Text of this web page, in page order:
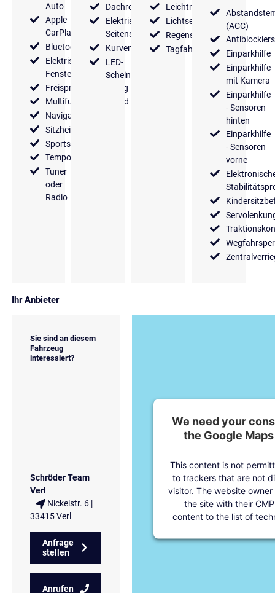
Auto
Apple
CarPlay
Bluetooth
Elektrische
Fensterheber
Freisprecheinrichtung
Multifunktionslenkrad
Navigationssystem
Sitzheizung
Sportsitze
Tempomat
Tuner
oder
Radio
Dachreling
Elektrische
Seitenspiegel
Kurvenlicht
LED-
Scheinwerfer
Leichtmetallfelgen
Lichtsensor
Regensensor
Tagfahrlicht
(ACC)
Einparkhilfe
Einparkhilfe
mit Kamera
Einparkhilfe
- Sensoren
hinten
Einparkhilfe
- Sensoren
vorne
Ihr Anbieter
Sie sind an diesem
Fahrzeug
interessiert?
Schröder Team
Verl
Nickelstr. 6 |
33415 Verl
Anfrage
stellen
Anrufen
We need your
the Google
This content is not
to trackers that are not
visitor. The website
the site with their
content to the list of